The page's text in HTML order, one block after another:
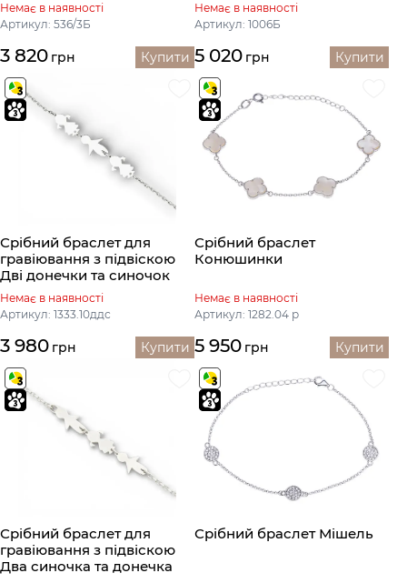
Немає в наявності
Артикул: 536/3Б
3 820 грн Купити
Немає в наявності
Артикул: 1006Б
5 020 грн Купити
Срібний браслет для
гравіювання з підвіскою
Дві донечки та синочок
Немає в наявності
Артикул: 1333.10ддс
3 980 грн Купити
Срібний браслет
Конюшинки
Немає в наявності
Артикул: 1282.04 р
5 950 грн Купити
Срібний браслет для
гравіювання з підвіскою
Два синочка та донечка
Срібний браслет Мішель